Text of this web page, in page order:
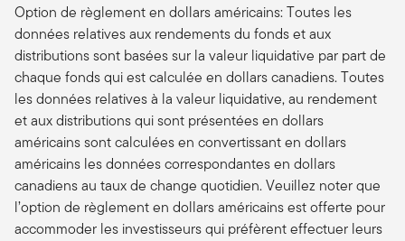
Option de règlement en dollars américains: Toutes les
données relatives aux rendements du fonds et aux
distributions sont basées sur la valeur liquidative par part de
chaque fonds qui est calculée en dollars canadiens. Toutes
les données relatives à la valeur liquidative, au rendement
et aux distributions qui sont présentées en dollars
américains sont calculées en convertissant en dollars
américains les données correspondantes en dollars
canadiens au taux de change quotidien. Veuillez noter que
l’option de règlement en dollars américains est offerte pour
accommoder les investisseurs qui préfèrent effectuer leurs